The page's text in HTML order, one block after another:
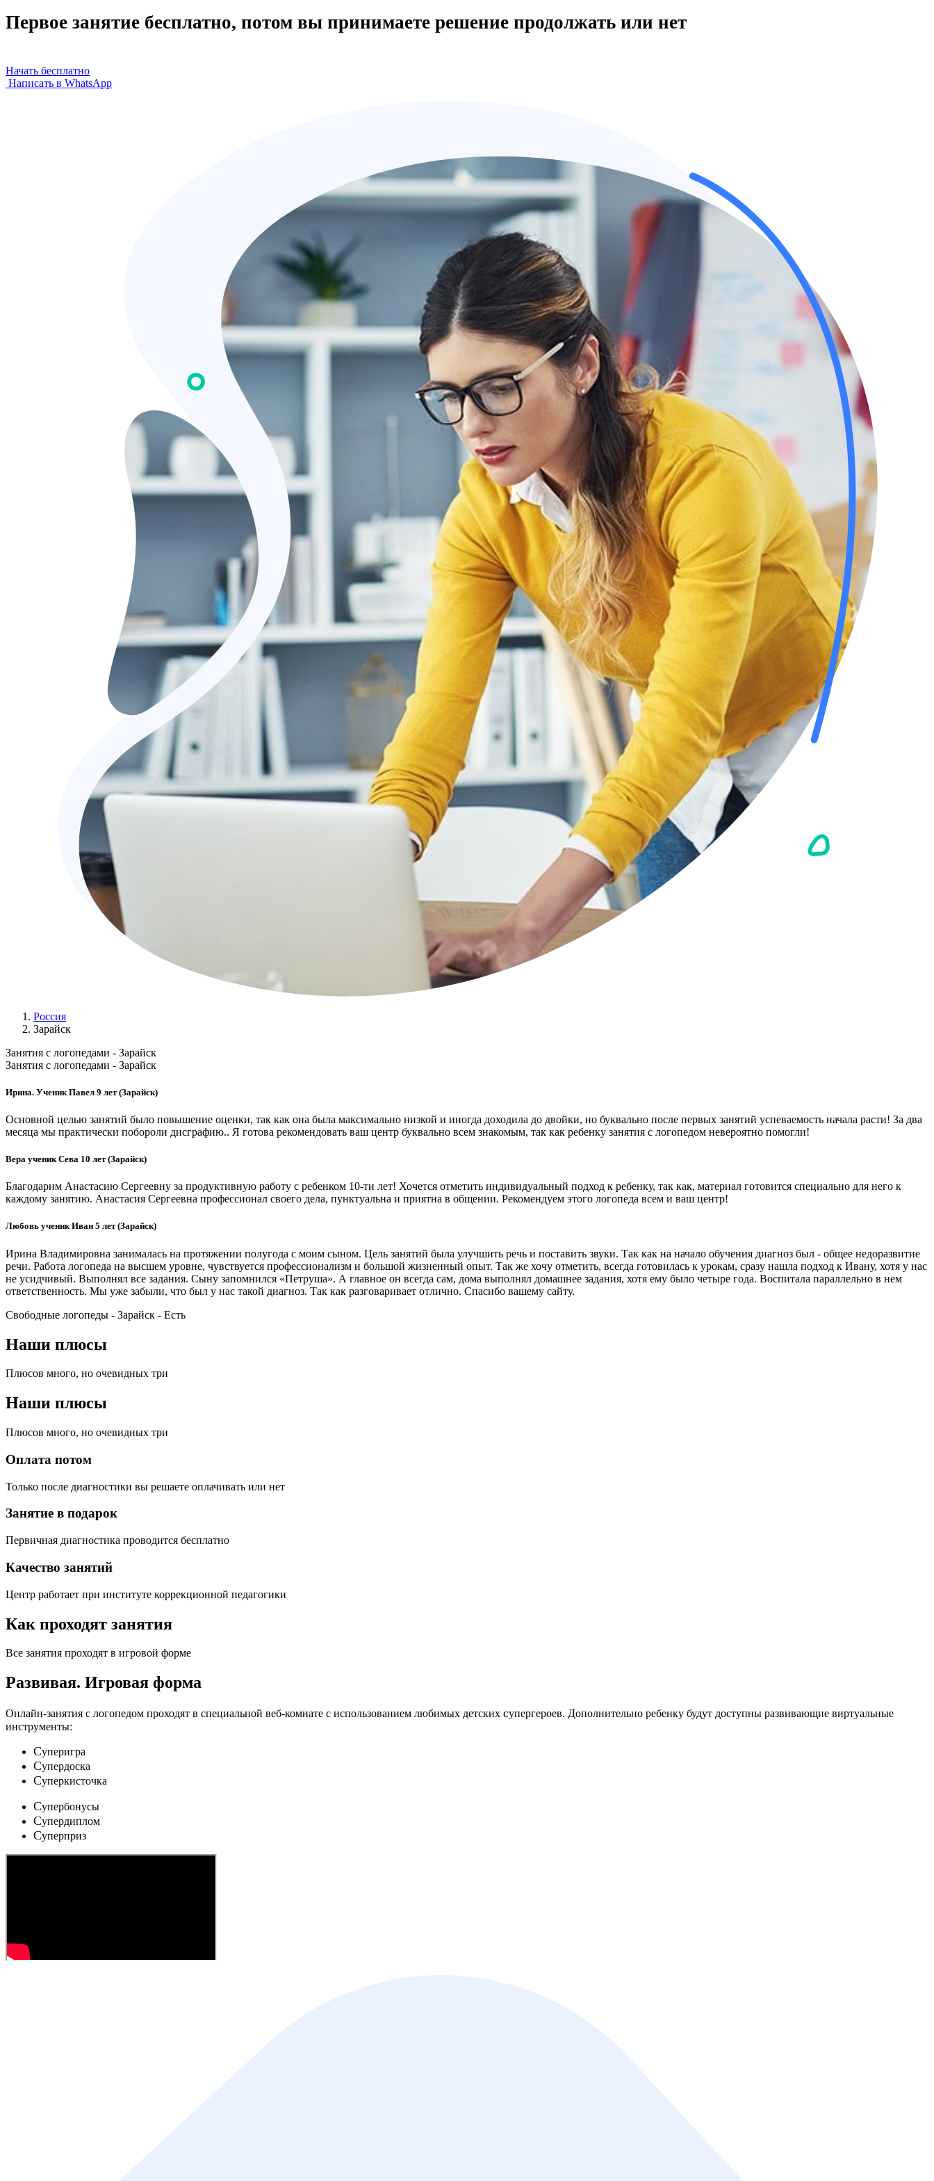
Первое занятие бесплатно, потом вы принимаете решение продолжать или нет
Начать бесплатно
Написать в WhatsApp
Россия
Зарайск
Занятия с логопедами - Зарайск
Занятия с логопедами - Зарайск
Ирина. Ученик Павел 9 лет (Зарайск)
Основной целью занятий было повышение оценки, так как она была максимально низкой и иногда доходила до двойки, но буквально после первых занятий успеваемость начала расти! За два
месяца мы практически побороли дисграфию.. Я готова рекомендовать ваш центр буквально всем знакомым, так как ребенку занятия с логопедом невероятно помогли!
Вера ученик Сева 10 лет (Зарайск)
Благодарим Анастасию Сергеевну за продуктивную работу с ребенком 10-ти лет! Хочется отметить индивидуальный подход к ребенку, так как, материал готовится специально для него к
каждому занятию. Анастасия Сергеевна профессионал своего дела, пунктуальна и приятна в общении. Рекомендуем этого логопеда всем и ваш центр!
Любовь ученик Иван 5 лет (Зарайск)
Ирина Владимировна занималась на протяжении полугода с моим сыном. Цель занятий была улучшить речь и поставить звуки. Так как на начало обучения диагноз был - общее недоразвитие
речи. Работа логопеда на высшем уровне, чувствуется профессионализм и большой жизненный опыт. Так же хочу отметить, всегда готовилась к урокам, сразу нашла подход к Ивану, хотя у нас
не усидчивый. Выполнял все задания. Сыну запомнился «Петруша». А главное он всегда сам, дома выполнял домашнее задания, хотя ему было четыре года. Воспитала параллельно в нем
ответственность. Мы уже забыли, что был у нас такой диагноз. Так как разговаривает отлично. Спасибо вашему сайту.
Свободные логопеды - Зарайск - Есть
Наши плюсы
Плюсов много, но очевидных три
Наши плюсы
Плюсов много, но очевидных три
Оплата потом
Только после диагностики вы решаете оплачивать или нет
Занятие в подарок
Первичная диагностика проводится бесплатно
Качество занятий
Центр работает при институте коррекционной педагогики
Как проходят занятия
Все занятия проходят в игровой форме
Развивая. Игровая форма
Онлайн-занятия с логопедом проходят в специальной веб-комнате с использованием любимых детских cупергероев. Дополнительно ребенку будут доступны развивающие виртуальные
инструменты:
Cуперигра
Cупердоска
Cуперкисточка
Cупербонусы
Cупердиплом
Cуперприз